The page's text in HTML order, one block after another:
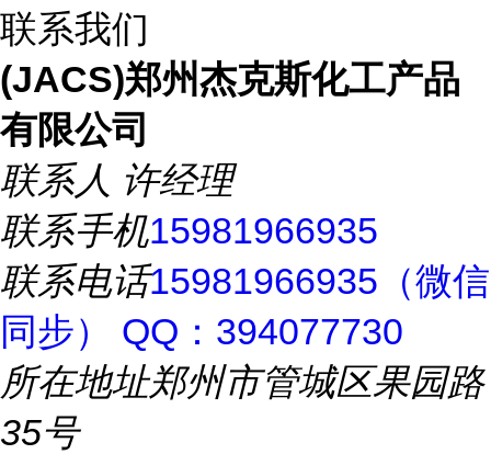
联系我们
(JACS)郑州杰克斯化工产品
有限公司
联系人 许经理
联系手机15981966935
联系电话15981966935（微信
同步） QQ：394077730
所在地址郑州市管城区果园路
35号